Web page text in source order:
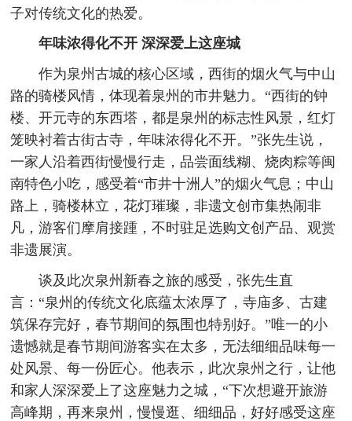
子对传统文化的热爱。
年味浓得化不开 深深爱上这座城
作为泉州古城的核心区域，西街的烟火气与中山
路的骑楼风情，体现着泉州的市井魅力。“西街的钟
楼、开元寺的东西塔，都是泉州的标志性风景，红灯
笼映衬着古街古寺，年味浓得化不开。”张先生说，
一家人沿着西街慢慢行走，品尝面线糊、烧肉粽等闽
南特色小吃，感受着“市井十洲人”的烟火气息；中山
路上，骑楼林立，花灯璀璨，非遗文创市集热闹非
凡，游客们摩肩接踵，不时驻足选购文创产品、观赏
非遗展演。
谈及此次泉州新春之旅的感受，张先生直
言：“泉州的传统文化底蕴太浓厚了，寺庙多、古建
筑保存完好，春节期间的氛围也特别好。”唯一的小
遗憾就是春节期间游客实在太多，无法细细品味每一
处风景、每一份匠心。他表示，此次泉州之行，让他
和家人深深爱上了这座魅力之城，“下次想避开旅游
高峰期，再来泉州，慢慢逛、细细品，好好感受这座